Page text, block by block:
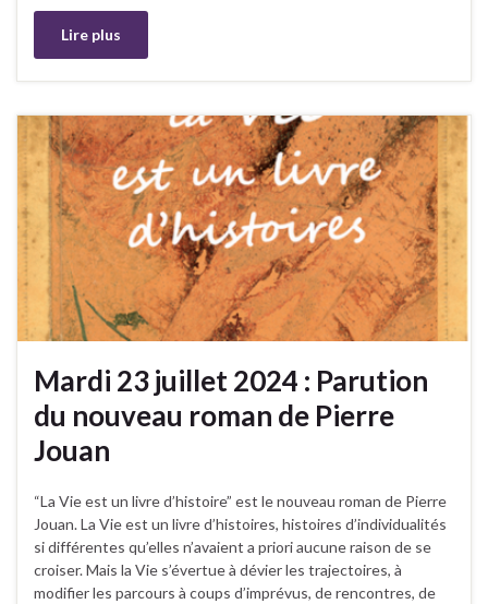
Lire plus
Mardi 23 juillet 2024 : Parution
du nouveau roman de Pierre
Jouan
“La Vie est un livre d’histoire” est le nouveau roman de Pierre
Jouan. La Vie est un livre d’histoires, histoires d’individualités
si différentes qu’elles n’avaient a priori aucune raison de se
croiser. Mais la Vie s’évertue à dévier les trajectoires, à
modifier les parcours à coups d’imprévus, de rencontres, de